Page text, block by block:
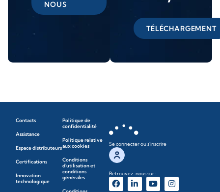
NOUS
TÉLÉCHARGEMENT
Contacts
Assistance
Espace distributeurs
Certifications
Innovation
technologique
Politique de
confidentialité
Politique relative
aux cookies
Conditions
d'utilisation et
conditions
générales
Se connecter ou s'inscrire
Retrouvez-nous sur :